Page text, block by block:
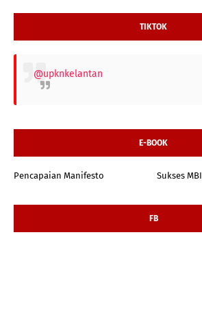
TIKTOK
@upknkelantan
E-BOOK
Pencapaian Manifesto Sukses MBI
FB